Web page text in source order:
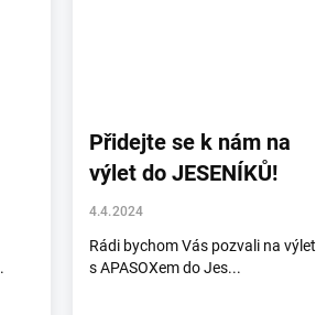
Přidejte se k nám na
výlet do JESENÍKŮ!
4.4.2024
Rádi bychom Vás pozvali na výlet
s APASOXem do Jes...